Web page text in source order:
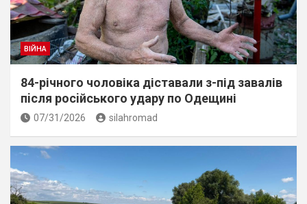
ВІЙНА
84-річного чоловіка діставали з-під завалів
пiсля росiйського удару по Одещині
07/31/2026 silahromad